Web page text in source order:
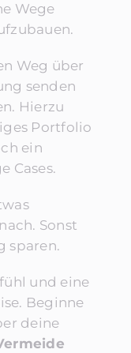
Wege
Weg über
senden
Hierzu
Portfolio
ein
Cases.
Sonst
sparen.
und eine
Beginne
deine